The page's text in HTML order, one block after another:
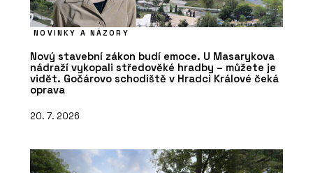
NOVINKY A NÁZORY
Nový stavební zákon budí emoce. U Masarykova
nádraží vykopali středověké hradby – můžete je
vidět. Gočárovo schodiště v Hradci Králové čeká
oprava
20. 7. 2026